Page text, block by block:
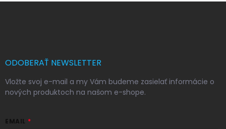
ODOBERAŤ NEWSLETTER
Vložte svoj e-mail a my Vám budeme zasielať informácie o
nových produktoch na našom e-shope.
EMAIL